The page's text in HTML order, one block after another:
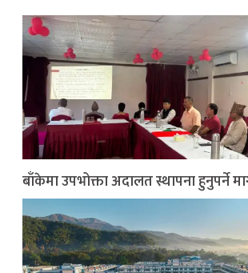
बाँकेमा उपभोक्ता अदालत स्थापना हुनुपर्ने